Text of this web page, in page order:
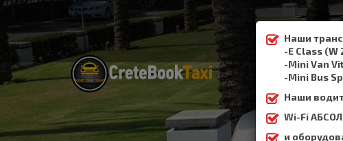
Наши
-E Class (W
-Mini Van
-Mini Bus
Наши
Wi-Fi
и